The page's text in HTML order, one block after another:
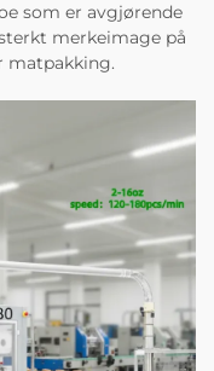
som er avgjørende
merkeimage på
matpakking.